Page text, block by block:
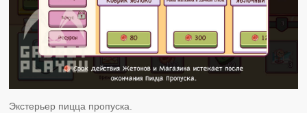
Экстерьер пицца пропуска.